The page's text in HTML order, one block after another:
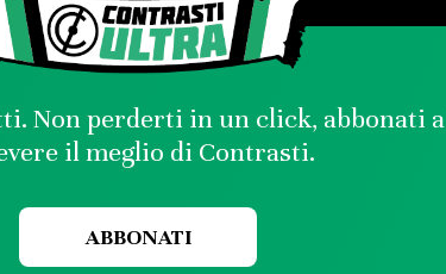
Non perderti in un click, abbonati a
il meglio di Contrasti.
ABBONATI